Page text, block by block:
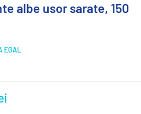
albe usor sarate, 150
EGAL